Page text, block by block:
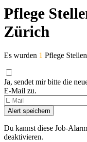
Pflege
Zürich
Es wurden 1 Pflege
Ja, sendet mir bitte die
E-Mail zu.
If
you
are
a
human,
Alert speichern
Du kannst diese Job-
deaktivieren.